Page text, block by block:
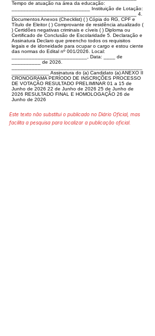
Tempo de atuação na área da educação:
___________________________ Instituição de Lotação:
___________________________________________ 4.
Documentos Anexos (Checklist) ( ) Cópia do RG, CPF e
Título de Eleitor ( ) Comprovante de residência atualizado (
) Certidões negativas criminais e cíveis ( ) Diploma ou
Certificado de Conclusão de Escolaridade 5. Declaração e
Assinatura Declaro que preencho todos os requisitos
legais e de idoneidade para ocupar o cargo e estou ciente
das normas do Edital nº 001/2026. Local:
__________________________, Data: ____ de
__________ de 2026.
_____________ Assinatura do (a) Candidato (a) ANEXO II
CRONOGRAMA PERÍODO DE INSCRIÇÕES PROCESSO
DE VOTAÇÃO RESULTADO PRELIMINAR 01 a 15 de
Junho de 2026 22 de Junho de 2026 25 de Junho de
2026 RESULTADO FINAL E HOMOLOGAÇÃO 26 de
Junho de 2026
Este texto não substitui o publicado no Diário Oficial, mas
facilita a pesquisa para localizar a publicação oficial.